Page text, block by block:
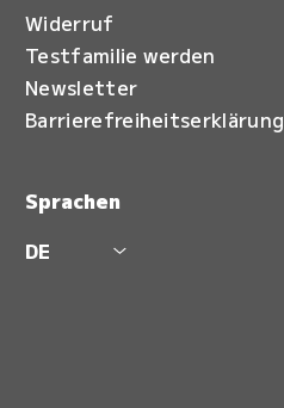
Widerruf
Testfamilie werden
Newsletter
Barrierefreiheitserklärung
Sprachen
DE